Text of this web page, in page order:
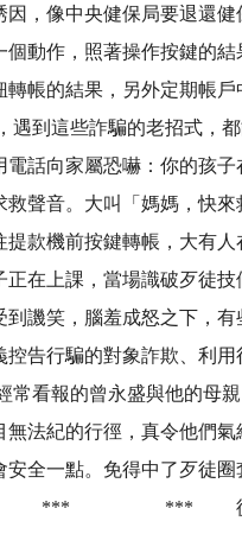
，像中央健保局要退還
動作，照著操作按鍵的
帳的結果，另外定期帳
到這些詐騙的老招式，都
話向家屬恐嚇：你的孩
聲音。大叫「媽媽，快
款機前按鍵轉帳，大有人
在上課，當場識破歹徒
譏笑，腦羞成怒之下，
告行騙的對象詐欺、利用
看報的曾永盛與他的母
法紀的行徑，真令他們
全一點。免得中了歹徒
。 *** *** *** 從最